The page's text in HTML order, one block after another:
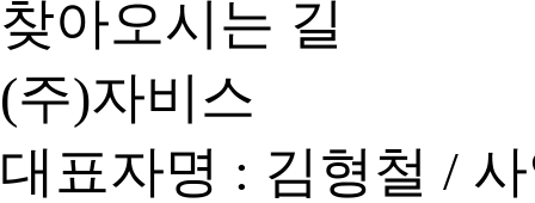
찾아오시는 길
(주)자비스
대표자명 : 김형철 /